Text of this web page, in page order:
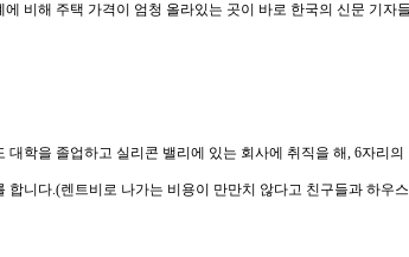
에 비해 주택 가격이 엄청 올라있는 곳이 바로 한국의 신문 기자
대학을 졸업하고 실리콘 밸리에 있는 회사에 취직을 해, 6자리의
합니다.(렌트비로 나가는 비용이 만만치 않다고 친구들과 하우스